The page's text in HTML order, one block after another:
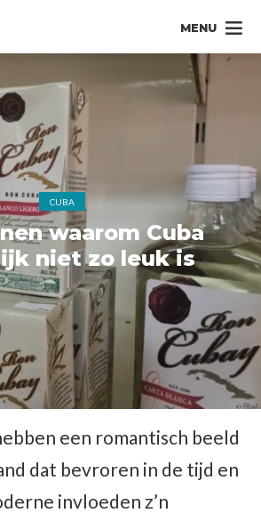
MENU
CUBA
waarom Cuba
niet zo leuk is
een romantisch beeld
dat bevroren in de tijd en
invloeden z’n